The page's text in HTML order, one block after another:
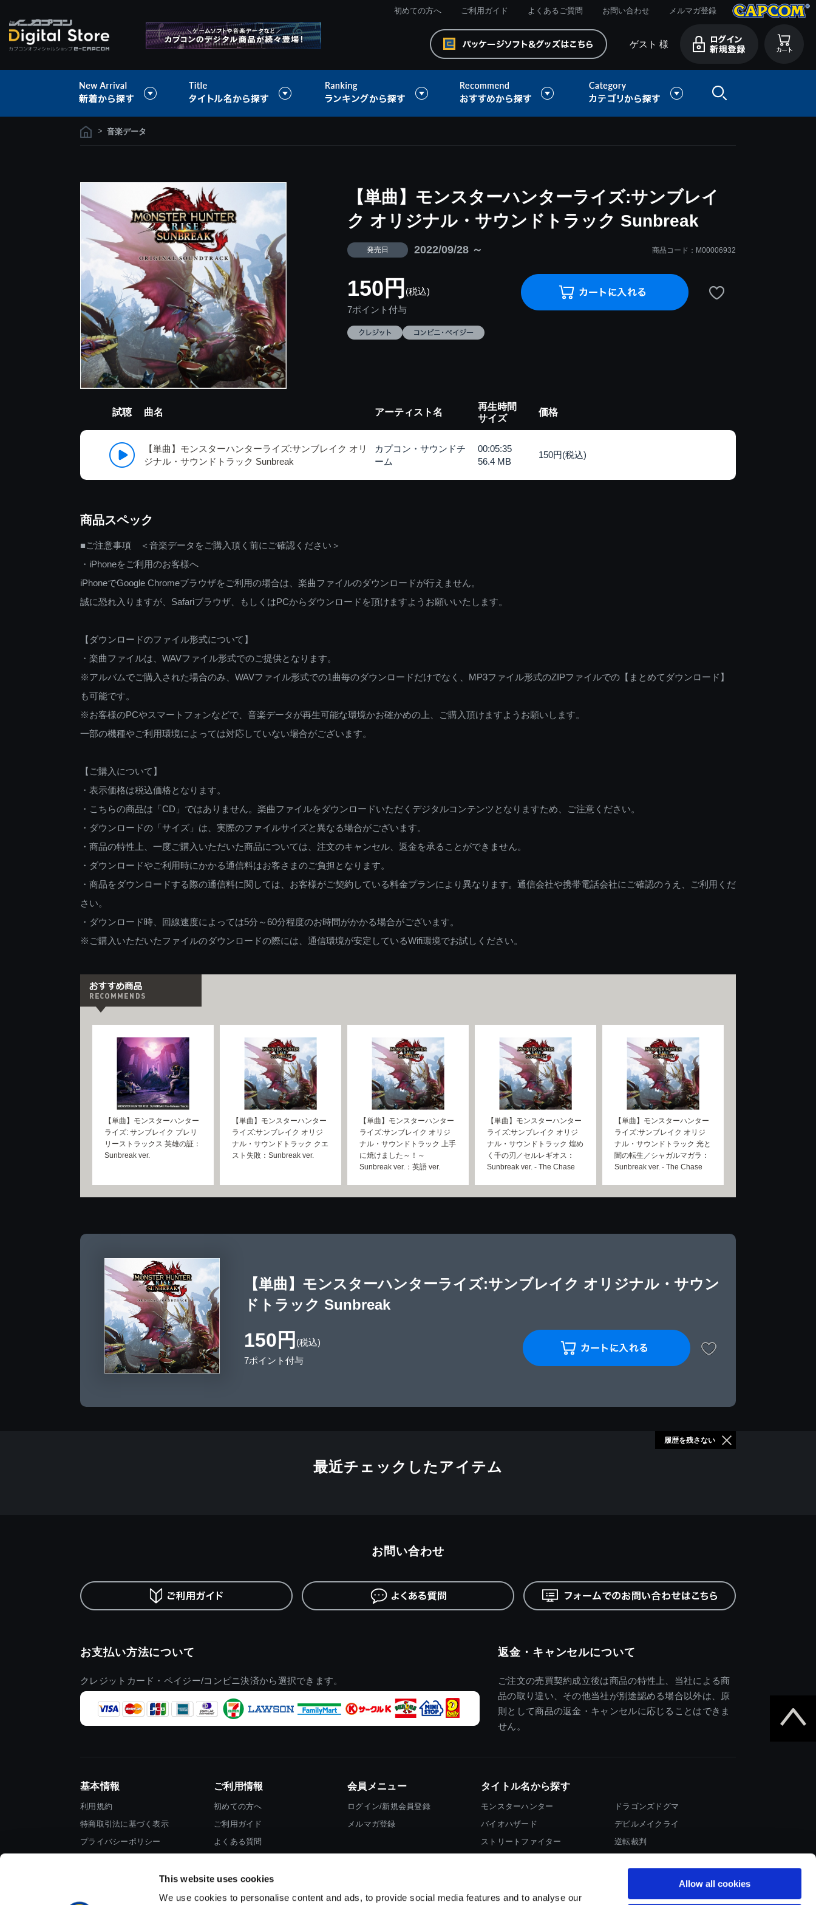
This website uses cookies
We use cookies to personalise content and ads, to provide social media features and to analyse our
Allow all cookies
初めての方へ ご利用ガイド よくあるご質問 お問い合わせ メルマガ登録
ゲスト 様
> 音楽データ
【単曲】モンスターハンターライズ:サンブレイ
ク オリジナル・サウンドトラック Sunbreak
発売日 2022/09/28 ～ 商品コード：M00006932
150円 (税込)
7ポイント付与
試聴 曲名 アーティスト名
再生時間
サイズ
価格
【単曲】モンスターハンターライズ:サンブレイク オリ
ジナル・サウンドトラック Sunbreak
カプコン・サウンドチ
ーム
00:05:35
56.4 MB
150円(税込)
商品スペック
■ご注意事項 ＜音楽データをご購入頂く前にご確認ください＞
・iPhoneをご利用のお客様へ
iPhoneでGoogle Chromeブラウザをご利用の場合は、楽曲ファイルのダウンロードが行えません。
誠に恐れ入りますが、Safariブラウザ、もしくはPCからダウンロードを頂けますようお願いいたします。
【ダウンロードのファイル形式について】
・楽曲ファイルは、WAVファイル形式でのご提供となります。
※アルバムでご購入された場合のみ、WAVファイル形式での1曲毎のダウンロードだけでなく、MP3ファイル形式のZIPファイルでの【まとめてダウンロード】
も可能です。
※お客様のPCやスマートフォンなどで、音楽データが再生可能な環境かお確かめの上、ご購入頂けますようお願いします。
一部の機種やご利用環境によっては対応していない場合がございます。
【ご購入について】
・表示価格は税込価格となります。
・こちらの商品は「CD」ではありません。楽曲ファイルをダウンロードいただくデジタルコンテンツとなりますため、ご注意ください。
・ダウンロードの「サイズ」は、実際のファイルサイズと異なる場合がございます。
・商品の特性上、一度ご購入いただいた商品については、注文のキャンセル、返金を承ることができません。
・ダウンロードやご利用時にかかる通信料はお客さまのご負担となります。
・商品をダウンロードする際の通信料に関しては、お客様がご契約している料金プランにより異なります。通信会社や携帯電話会社にご確認のうえ、ご利用くだ
さい。
・ダウンロード時、回線速度によっては5分～60分程度のお時間がかかる場合がございます。
※ご購入いただいたファイルのダウンロードの際には、通信環境が安定しているWifi環境でお試しください。
【単曲】モンスターハンター
ライズ: サンブレイク プレリ
リーストラックス 英雄の証：
Sunbreak ver.
【単曲】モンスターハンター
ライズ:サンブレイク オリジ
ナル・サウンドトラック クエ
スト失敗：Sunbreak ver.
【単曲】モンスターハンター
ライズ:サンブレイク オリジ
ナル・サウンドトラック 上手
に焼けました～！～
Sunbreak ver.：英語 ver.
【単曲】モンスターハンター
ライズ:サンブレイク オリジ
ナル・サウンドトラック 煌め
く千の刃／セルレギオス：
Sunbreak ver. - The Chase
【単曲】モンスターハンター
ライズ:サンブレイク オリジ
ナル・サウンドトラック 光と
闇の転生／シャガルマガラ：
Sunbreak ver. - The Chase
【単曲】モンスターハンターライズ:サンブレイク オリジナル・サウン
ドトラック Sunbreak
150円 (税込)
7ポイント付与
最近チェックしたアイテム
履歴を残さない
お支払い方法について
クレジットカード・ペイジー/コンビニ決済から選択できます。
返金・キャンセルについて
ご注文の売買契約成立後は商品の特性上、当社による商
品の取り違い、その他当社が別途認める場合以外は、原
則として商品の返金・キャンセルに応じることはできま
せん。
お問い合わせ
基本情報
利用規約
特商取引法に基づく表示
プライバシーポリシー
ご利用情報
初めての方へ
ご利用ガイド
よくある質問
会員メニュー
ログイン/新規会員登録
メルマガ登録
タイトル名から探す
モンスターハンター
バイオハザード
ストリートファイター
ドラゴンズドグマ
デビルメイクライ
逆転裁判